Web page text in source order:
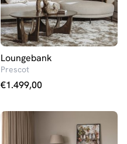
Loungebank
Prescot
€1.499,00